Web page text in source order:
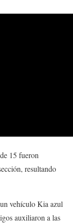
15 fueron
resultando
vehículo Kia azul
auxiliaron a las